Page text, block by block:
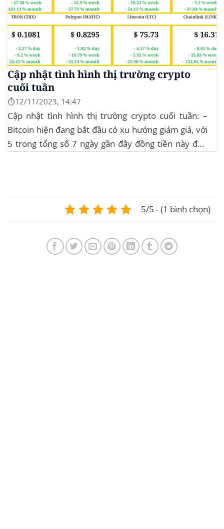
Cập nhật tình hình thị trường crypto
cuối tuần
⏱️12/11/2023, 14:47
Cập nhật tình hình thị trường crypto cuối tuần: –
Bitcoin hiện đang bắt đầu có xu hướng giảm giá, với
5 trong tổng số 7 ngày gần đây đồng tiền này đều
5/5 - (1 bình chọn)